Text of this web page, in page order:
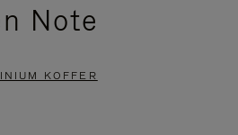
Note
KOFFER